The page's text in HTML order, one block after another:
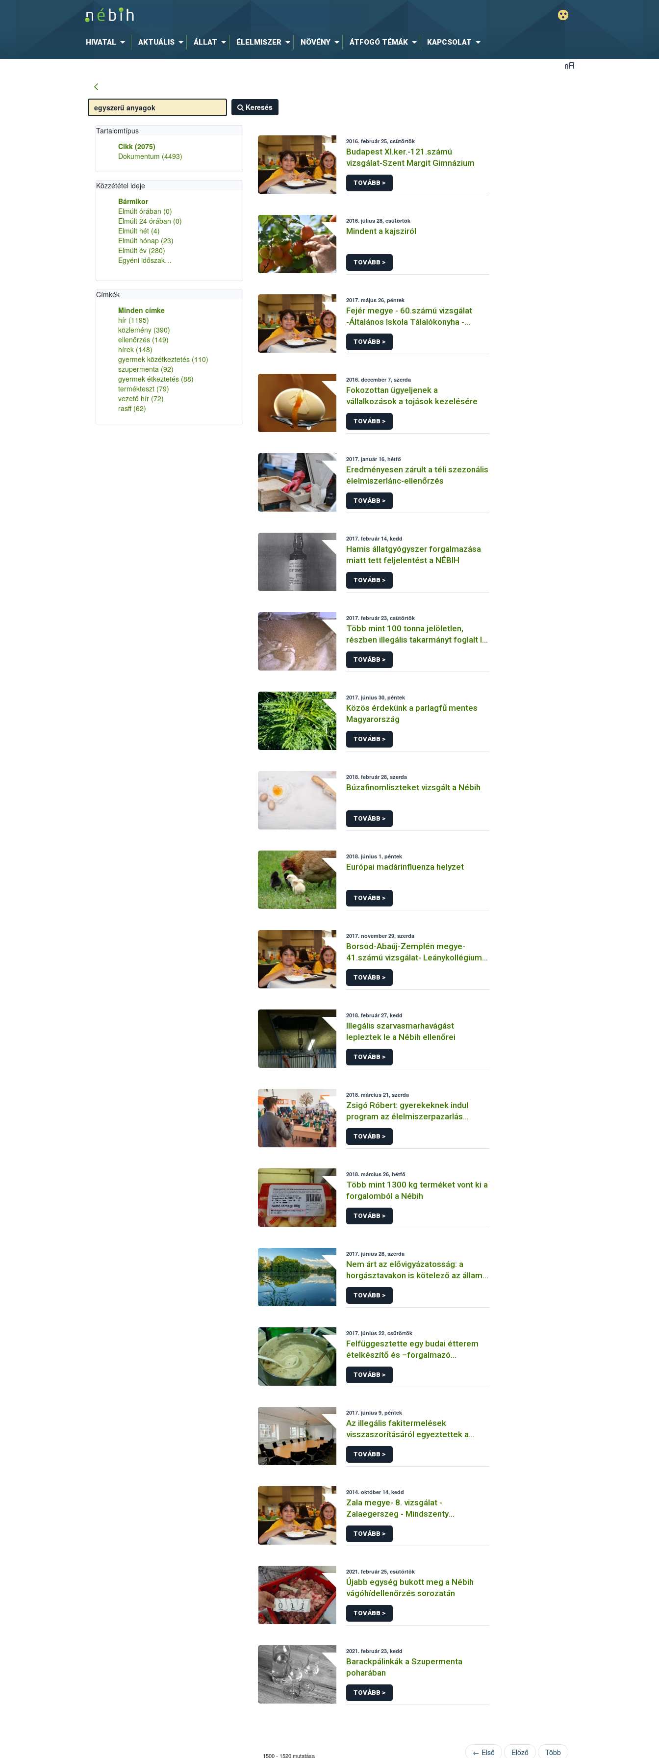
HIVATAL AKTUÁLIS ÁLLAT ÉLELMISZER NÖVÉNY ÁTFOGÓ TÉMÁK KAPCSOLAT
Keresés
Tartalomtípus
Cikk (2075)
Dokumentum (4493)
Közzététel ideje
Bármikor
Elmúlt órában (0)
Elmúlt 24 órában (0)
Elmúlt hét (4)
Elmúlt hónap (23)
Elmúlt év (280)
Egyéni időszak…
Címkék
Minden címke
hír (1195)
közlemény (390)
ellenőrzés (149)
hírek (148)
gyermek közétkeztetés (110)
szupermenta (92)
gyermek étkeztetés (88)
termékteszt (79)
vezető hír (72)
rasff (62)
2016. február 25, csütörtök
Budapest XI.ker.-121.számú
vizsgálat-Szent Margit Gimnázium
TOVÁBB >
2016. július 28, csütörtök
Mindent a kajsziról
TOVÁBB >
2017. május 26, péntek
Fejér megye - 60.számú vizsgálat
-Általános Iskola Tálalókonyha -
Pázmánd
TOVÁBB >
2016. december 7, szerda
Fokozottan ügyeljenek a
vállalkozások a tojások kezelésére
TOVÁBB >
2017. január 16, hétfő
Eredményesen zárult a téli szezonális
élelmiszerlánc-ellenőrzés
TOVÁBB >
2017. február 14, kedd
Hamis állatgyógyszer forgalmazása
miatt tett feljelentést a NÉBIH
TOVÁBB >
2017. február 23, csütörtök
Több mint 100 tonna jelöletlen,
részben illegális takarmányt foglalt le
a NÉBIH
TOVÁBB >
2017. június 30, péntek
Közös érdekünk a parlagfű mentes
Magyarország
TOVÁBB >
2018. február 28, szerda
Búzafinomliszteket vizsgált a Nébih
TOVÁBB >
2018. június 1, péntek
Európai madárinfluenza helyzet
TOVÁBB >
2017. november 29, szerda
Borsod-Abaúj-Zemplén megye-
41.számú vizsgálat- Leánykollégium
Báziskonyha - Miskolc
TOVÁBB >
2018. február 27, kedd
Illegális szarvasmarhavágást
lepleztek le a Nébih ellenőrei
TOVÁBB >
2018. március 21, szerda
Zsigó Róbert: gyerekeknek indul
program az élelmiszerpazarlás
csökkentésére
TOVÁBB >
2018. március 26, hétfő
Több mint 1300 kg terméket vont ki a
forgalomból a Nébih
TOVÁBB >
2017. június 28, szerda
Nem árt az elővigyázatosság: a
horgásztavakon is kötelező az állami
horgászjegy!
TOVÁBB >
2017. június 22, csütörtök
Felfüggesztette egy budai étterem
ételkészítő és –forgalmazó
tevékenységét a NÉBIH
TOVÁBB >
2017. június 9, péntek
Az illegális fakitermelések
visszaszorításáról egyeztettek a
faanyag kereskedelmi
láncellenőrzésért felelős hatóságok
TOVÁBB >
2014. október 14, kedd
Zala megye- 8. vizsgálat -
Zalaegerszeg - Mindszenty
Főzőkonyha (B menü)
TOVÁBB >
2021. február 25, csütörtök
Újabb egység bukott meg a Nébih
vágóhídellenőrzés sorozatán
TOVÁBB >
2021. február 23, kedd
Barackpálinkák a Szupermenta
poharában
TOVÁBB >
1500 - 1520 mutatása ← Első Előző Több